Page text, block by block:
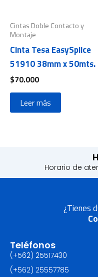
Cintas Doble Contacto y
Montaje
Cinta Tesa EasySplice
51910 38mm x 50mts.
$70.000
Leer más
Horario de
¿Tienes
Teléfonos
(+562) 25517430‬
(+562) 25557785